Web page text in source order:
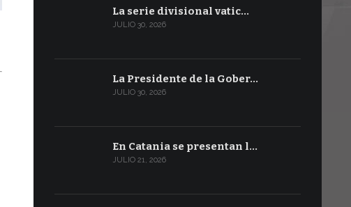
La serie divisional vatic…
JULIO 30, 2026
La Presidente de la Gober…
JULIO 30, 2026
En Catania se presentan l…
JULIO 21, 2026